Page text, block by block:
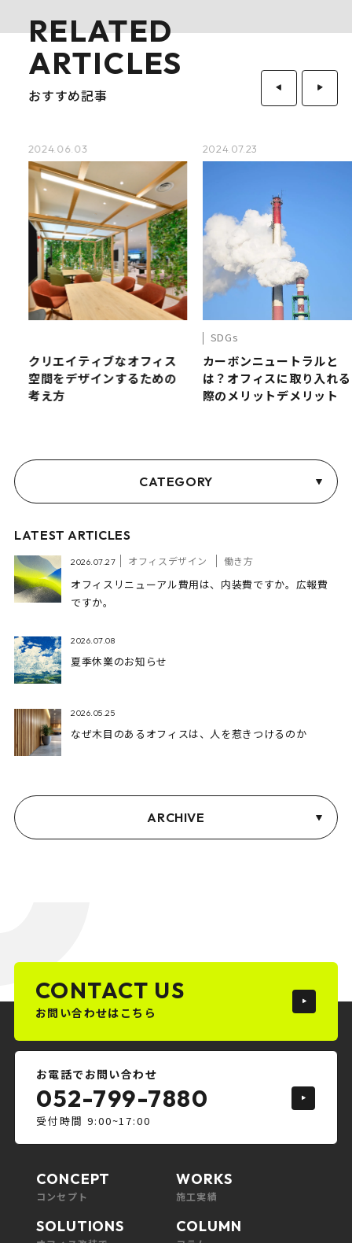
RELATED
ARTICLES
おすすめ記事
2024.06.03
クリエイティブなオフィス
空間をデザインするための
考え方
2024.07.23
SDGs
カーボンニュートラルと
は？オフィスに取り入れる
際のメリットデメリット
CATEGORY
LATEST ARTICLES
2026.07.27 オフィスデザイン 働き方
オフィスリニューアル費用は、内装費ですか。広報費
ですか。
2026.07.08
夏季休業のお知らせ
2026.05.25
なぜ木目のあるオフィスは、人を惹きつけるのか
ARCHIVE
CONTACT US
お問い合わせはこちら
お電話でお問い合わせ
052-799-7880
受付時間 9:00~17:00
CONCEPT
コンセプト
SOLUTIONS
WORKS
施工実績
COLUMN